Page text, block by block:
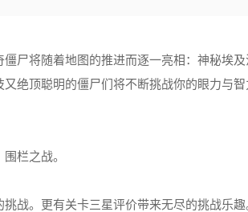
尸将随着地图的推进而逐一亮相：神秘埃
绝顶聪明的僵尸们将不断挑战你的眼力与智
栏之战。
战。更有关卡三星评价带来无尽的挑战乐趣